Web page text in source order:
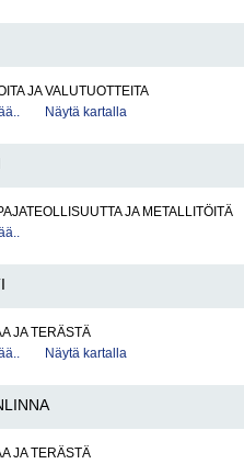
JA VALUTUOTTEITA
Näytä kartalla
JA METALLITÖITÄ
JA TERÄSTÄ
Näytä kartalla
JA TERÄSTÄ